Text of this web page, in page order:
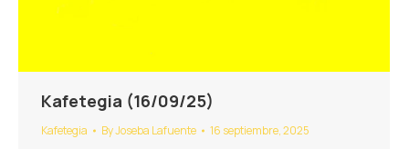
Kafetegia (16/09/25)
Kafetegia ByJoseba Lafuente 16 septiembre, 2025